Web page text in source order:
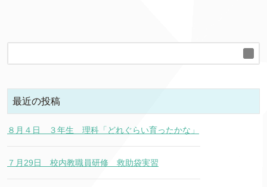
最近の投稿
８月４日 ３年生 理科「どれぐらい育ったかな」
７月29日 校内教職員研修 救助袋実習